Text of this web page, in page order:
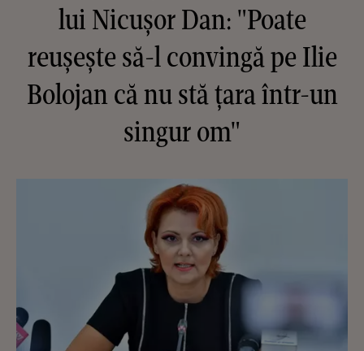
lui Nicușor Dan: "Poate
reuşeşte să-l convingă pe Ilie
Bolojan că nu stă ţara într-un
singur om"